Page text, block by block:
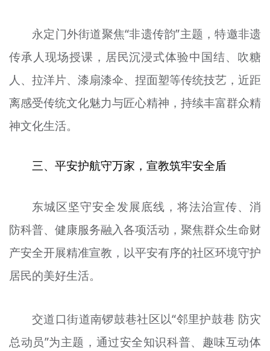
永定门外街道聚焦“非遗传韵”主题，特邀非遗
传承人现场授课，居民沉浸式体验中国结、吹糖
人、拉洋片、漆扇漆伞、捏面塑等传统技艺，近距
离感受传统文化魅力与匠心精神，持续丰富群众精
神文化生活。
三、平安护航守万家，宣教筑牢安全盾
东城区坚守安全发展底线，将法治宣传、消
防科普、健康服务融入各项活动，聚焦群众生命财
产安全开展精准宣教，以平安有序的社区环境守护
居民的美好生活。
交道口街道南锣鼓巷社区以“邻里护鼓巷 防灾
总动员”为主题，通过安全知识科普、趣味互动体